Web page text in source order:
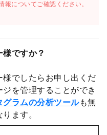
報についてご確認ください。
ですか？
様でしたらお申し出くだ
を管理することができ
グラムの分析ツールも無
ます。